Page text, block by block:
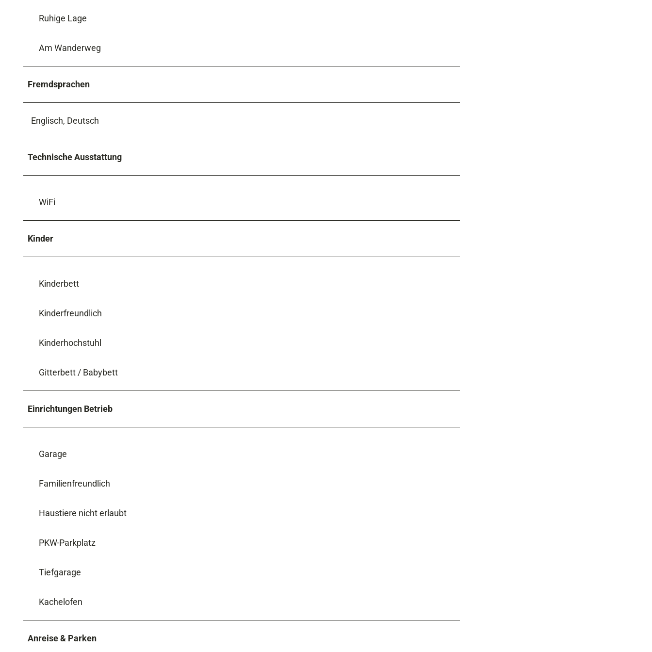
Ruhige Lage
Am Wanderweg
Fremdsprachen
Englisch, Deutsch
Technische Ausstattung
WiFi
Kinder
Kinderbett
Kinderfreundlich
Kinderhochstuhl
Gitterbett / Babybett
Einrichtungen Betrieb
Garage
Familienfreundlich
Haustiere nicht erlaubt
PKW-Parkplatz
Tiefgarage
Kachelofen
Anreise & Parken